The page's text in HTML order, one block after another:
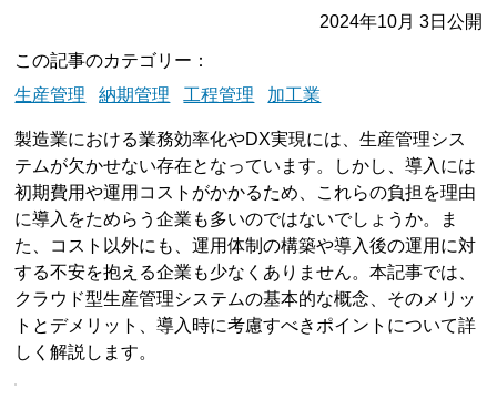
2024年10月 3日公開
この記事のカテゴリー
生産管理
納期管理 工程管理 加工業
製造業における業務効率化やDX実現には、生産管理シス
テムが欠かせない存在となっています。しかし、導入には
初期費用や運用コストがかかるため、これらの負担を理由
に導入をためらう企業も多いのではないでしょうか。ま
た、コスト以外にも、運用体制の構築や導入後の運用に対
する不安を抱える企業も少なくありません。本記事では、
クラウド型生産管理システムの基本的な概念、そのメリッ
トとデメリット、導入時に考慮すべきポイントについて詳
しく解説します。